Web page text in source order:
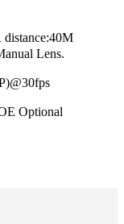
Lens.
Optional